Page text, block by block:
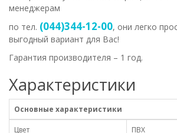
менеджерам
по тел. (044)344-12-00, они легко
выгодный вариант для Вас!
Гарантия производителя – 1 год.
Характеристики
Основные характеристики
Цвет
ПВХ